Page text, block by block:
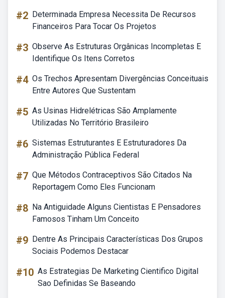
#2 Determinada Empresa Necessita De Recursos
Financeiros Para Tocar Os Projetos
#3 Observe As Estruturas Orgânicas Incompletas E
Identifique Os Itens Corretos
#4 Os Trechos Apresentam Divergências Conceituais
Entre Autores Que Sustentam
#5 As Usinas Hidrelétricas São Amplamente
Utilizadas No Território Brasileiro
#6 Sistemas Estruturantes E Estruturadores Da
Administração Pública Federal
#7 Que Métodos Contraceptivos São Citados Na
Reportagem Como Eles Funcionam
#8 Na Antiguidade Alguns Cientistas E Pensadores
Famosos Tinham Um Conceito
#9 Dentre As Principais Características Dos Grupos
Sociais Podemos Destacar
#10 As Estrategias De Marketing Cientifico Digital
Sao Definidas Se Baseando